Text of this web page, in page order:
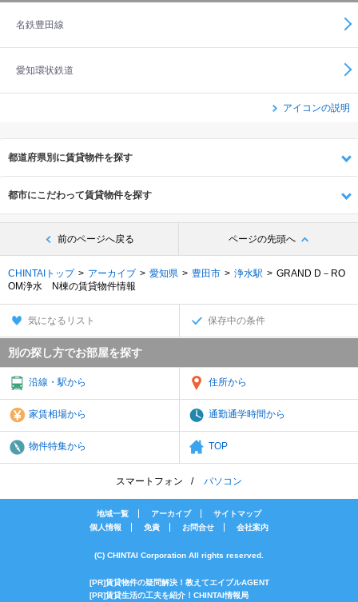
名鉄豊田線
愛知環状鉄道
アイコンの説明
都道府県別に賃貸物件を探す
都市にこだわって賃貸物件を探す
前のページへ戻る ページの先頭へ
CHINTAIトップ アーカイブ 愛知県 豊田市 浄水駅
GRAND D－RO
OM浄水 N棟の賃貸物件情報
気になるリスト 保存中の条件
別の探し方でお部屋を探す
沿線・駅から 住所から
家賃相場から 通勤通学時間から
物件特集から TOP
スマートフォン パソコン
地域一覧 アーカイブ
サイトマップ
個人情報
免責 お問合せ 会社案内
(C) CHINTAI Corporation All rights reserved.
[PR]賃貸物件の疑問解決！教えてエイブルAGENT
[PR]賃貸生活の工夫を紹介！CHINTAI情報局